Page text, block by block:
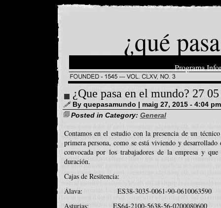
¿qué
Programa
¿Que pasa en el mundo? 27
By quepasamundo | maig 27, 2015 - 4:04 pm
Posted in Category: General
Contamos en el estudio con la presencia de un
primera persona, como se está viviendo y
convocada por los trabajadores de la empresa y
duración.
Cajas de Resitencia:
Álava: ES38-3035-0061-90-0610063590
Asturias: ES64-2100-5638-56-0200080600